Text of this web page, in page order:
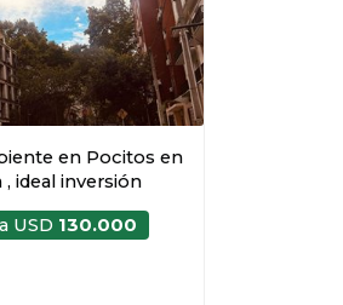
en Pocitos en
, ideal inversión
USD 130.000